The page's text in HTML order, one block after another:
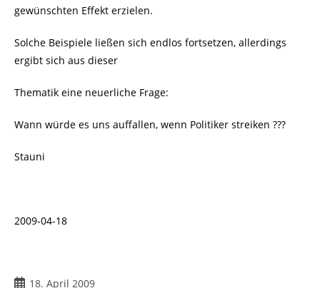
gewünschten Effekt erzielen.
Solche Beispiele ließen sich endlos fortsetzen, allerdings
ergibt sich aus dieser
Thematik eine neuerliche Frage:
Wann würde es uns auffallen, wenn Politiker streiken ???
Stauni
2009-04-18
Beitrag18. April 2009